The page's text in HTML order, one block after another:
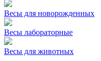
Весы для новорожденных
Весы лабораторные
Весы для животных